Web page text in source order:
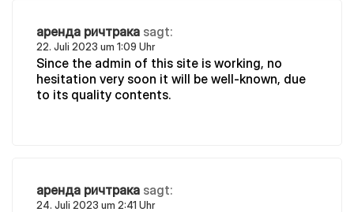
аренда ричтрака sagt:
22. Juli 2023 um 1:09 Uhr
Since the admin of this site is working, no
hesitation very soon it will be well-known, due
to its quality contents.
аренда ричтрака sagt:
24. Juli 2023 um 2:41 Uhr